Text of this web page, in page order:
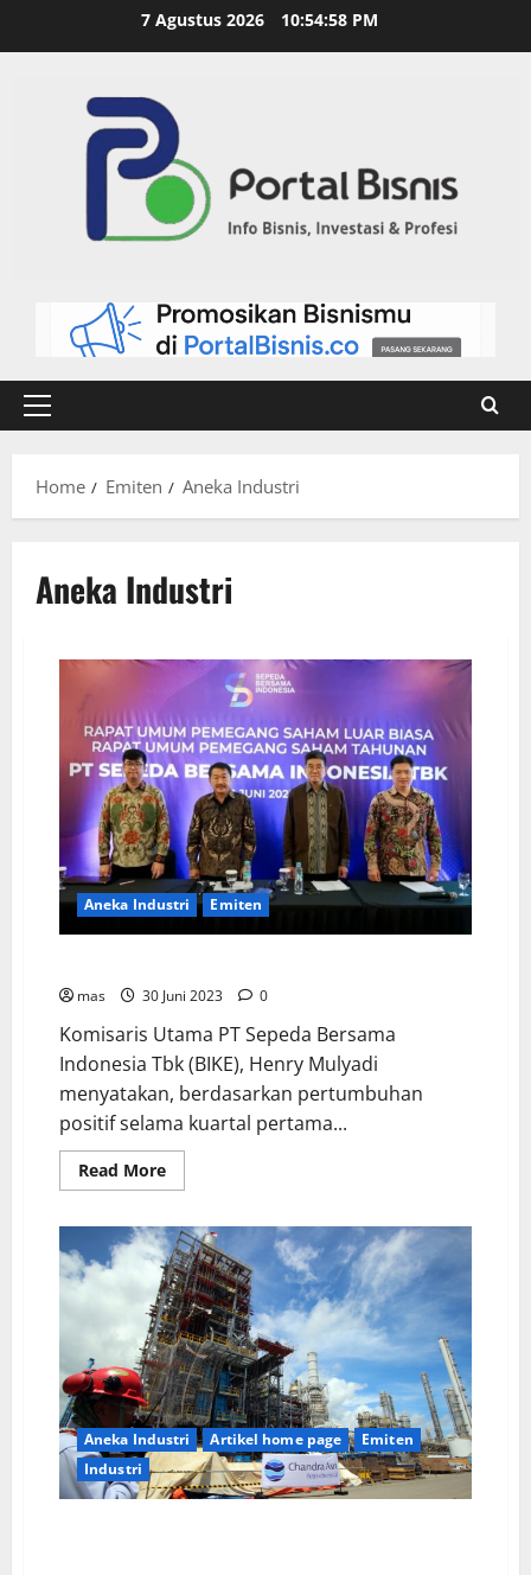
7 Agustus 2026 10:54:59 PM
Home Emiten Aneka Industri
Aneka Industri
Aneka Industri Emiten
mas 30 Juni 2023 0
Komisaris Utama PT Sepeda Bersama
Indonesia Tbk (BIKE), Henry Mulyadi
menyatakan, berdasarkan pertumbuhan
positif selama kuartal pertama...
Read More
Aneka Industri Artikel home page
Emiten
Industri